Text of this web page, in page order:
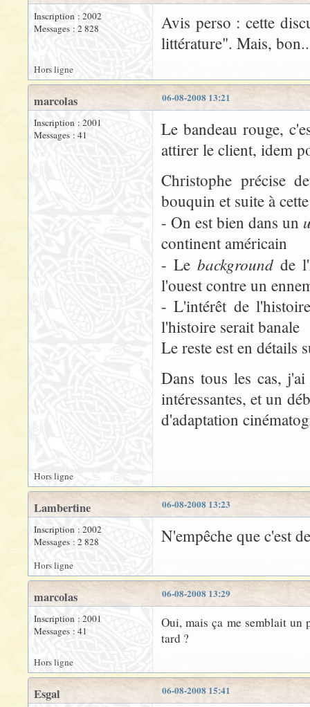
Inscription : 2002
Messages : 2 828
Avis perso : cette
littérature". Mais,
Hors ligne
06-08-2008 13:21
marcolas
Inscription : 2001
Messages : 41
Le bandeau rouge,
attirer le client, idem
Christophe précise
bouquin et suite à
- On est bien dans un
continent américain
- Lebackground de
l'ouest contre un
- L'intérêt de
l'histoire serait banale
Le reste est en détails
Dans tous les cas,
intéressantes, et un
d'adaptation
Hors ligne
06-08-2008 13:23
Lambertine
Inscription : 2002
Messages : 2 828
N'empêche que c'est
Hors ligne
06-08-2008 13:29
marcolas
Inscription : 2001
Messages : 41
Oui, mais ça me semblait un
tard ?
Hors ligne
06-08-2008 15:41
Esgal